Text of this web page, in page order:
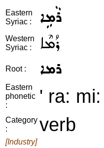
Eastern
Syriac :
ܪܵܡܹܐ
Western
Syriac :
ܪܳܡܶܐ
Root : ܪܡܐ
Eastern
phonetic
:
' ra: mi:
Category
:
verb
[Industry]